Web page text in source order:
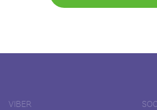
VIBER